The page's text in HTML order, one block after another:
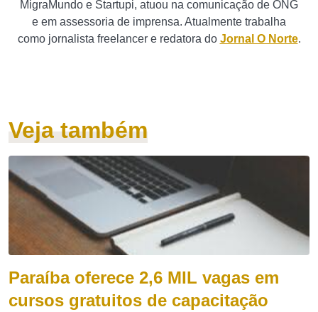
MigraMundo e Startupi, atuou na comunicação de ONG
e em assessoria de imprensa. Atualmente trabalha
como jornalista freelancer e redatora do Jornal O Norte.
Veja também
Paraíba oferece 2,6 MIL vagas em
cursos gratuitos de capacitação